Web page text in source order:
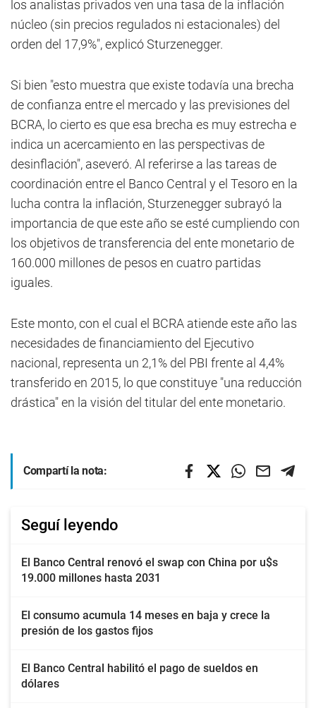
los analistas privados ven una tasa de la inflación
núcleo (sin precios regulados ni estacionales) del
orden del 17,9%", explicó Sturzenegger.
Si bien "esto muestra que existe todavía una brecha
de confianza entre el mercado y las previsiones del
BCRA, lo cierto es que esa brecha es muy estrecha e
indica un acercamiento en las perspectivas de
desinflación", aseveró. Al referirse a las tareas de
coordinación entre el Banco Central y el Tesoro en la
lucha contra la inflación, Sturzenegger subrayó la
importancia de que este año se esté cumpliendo con
los objetivos de transferencia del ente monetario de
160.000 millones de pesos en cuatro partidas
iguales.
Este monto, con el cual el BCRA atiende este año las
necesidades de financiamiento del Ejecutivo
nacional, representa un 2,1% del PBI frente al 4,4%
transferido en 2015, lo que constituye "una reducción
drástica" en la visión del titular del ente monetario.
Compartí la nota:
Seguí leyendo
El Banco Central renovó el swap con China por u$s
19.000 millones hasta 2031
El consumo acumula 14 meses en baja y crece la
presión de los gastos fijos
El Banco Central habilitó el pago de sueldos en
dólares